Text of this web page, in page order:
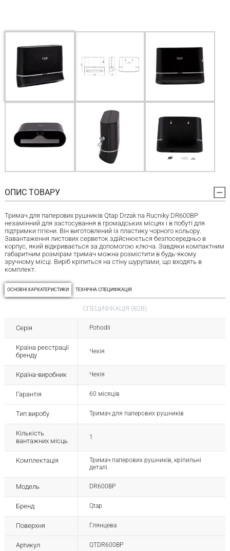
ОПИС ТОВАРУ
Тримач для паперових рушників Qtap Drzak na Rucniky DR600BP
незамінний для застосування в громадських місцях і в побуті для
підтримки гігієни. Він виготовлений із пластику чорного кольору.
Завантаження листових серветок здійснюється безпосередньо в
корпус, який відкривається за допомогою ключа. Завдяки компактним
габаритним розмірам тримач можна розмістити в будь-якому
зручному місці. Виріб кріпиться на стіну шурупами, що входять в
комплект.
ОСНОВНІ ХАРКАТЕРИСТИКИ ТЕХНІЧНА СПЕЦИФІКАЦІЯ
СПЕЦИФІКАЦІЯ (B2B)
Серія Pohodli
Країна реєстрації
бренду
Чехія
Країна-виробник Чехія
Гарантія 60 місяців
Тип виробу Тримач для паперових рушників
Кількість
вантажних місць
1
Комплектація
Тримач паперових рушників, кріпильні
деталі.
Модель DR600BP
Бренд Qtap
Поверхня Глянцева
Артикул QTDR600BP